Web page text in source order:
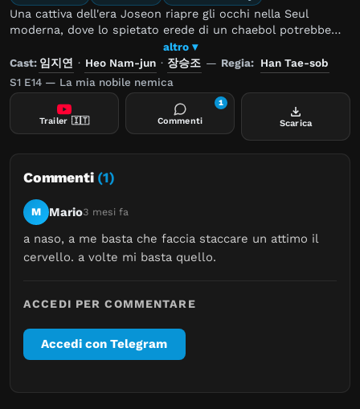
Una cattiva dell'era Joseon riapre gli occhi nella Seul
moderna, dove lo spietato erede di un chaebol potrebbe
essere la sua ultima possibilità di riscrivere il proprio
destino.
altro ▾
Cast: 임지연 · Heo Nam-jun · 장승조 — Regia: Han Tae-sob
S1 E14 — La mia nobile nemica
Trailer 🇮🇹 Commenti
1
Scarica
Commenti (1)
M Mario3 mesi fa
a naso, a me basta che faccia staccare un attimo il
cervello. a volte mi basta quello.
ACCEDI PER COMMENTARE
Accedi con Telegram